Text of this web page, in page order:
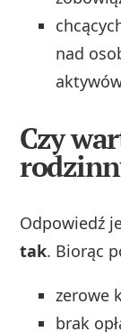
nad
Czy
Odpowiedź
tak. Biorąc
zerowe
brak